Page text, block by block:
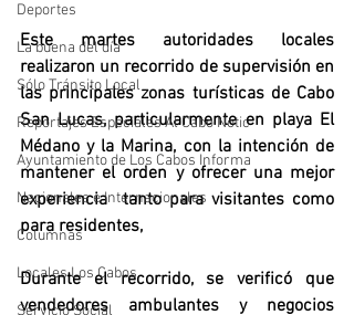
Deportes
La buena del día
Sólo Tránsito Local
Reportajes Especiales Al Cabo Notic
Ayuntamiento de Los Cabos Informa
Nacionales e Internacionales
Columnas
Locales Los Cabos
Servicio Social
Este martes autoridades locales
realizaron un recorrido de supervisión en
las principales zonas turísticas de Cabo
San Lucas, particularmente en playa El
Médano y la Marina, con la intención de
mantener el orden y ofrecer una mejor
experiencia  tanto para visitantes como
para residentes,
Durante el recorrido, se verificó que
vendedores ambulantes y negocios